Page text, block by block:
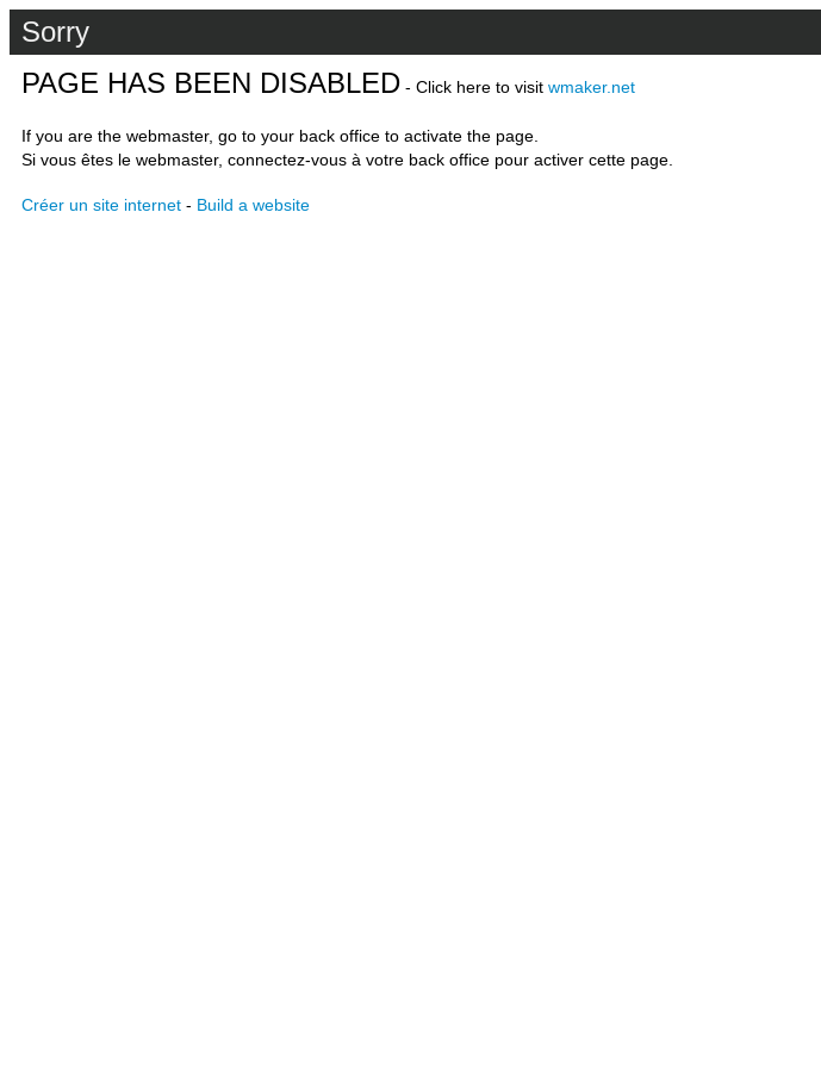
Sorry
PAGE HAS BEEN DISABLED - Click here to visit wmaker.net
If you are the webmaster, go to your back office to activate the page.
Si vous êtes le webmaster, connectez-vous à votre back office pour activer cette page.
Créer un site internet - Build a website